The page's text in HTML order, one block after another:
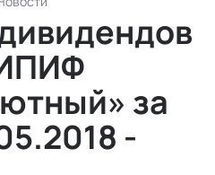
за
-